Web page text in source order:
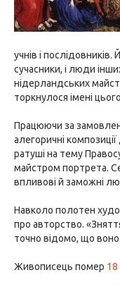
учнів і
сучасники, і люди
нідерландських
торкнулося імені
Працюючи за
алегоричні
ратуші на тему
майстром портрета.
впливові й заможні
Навколо полотен
про авторство.
точно відомо, що
Живописець помер 18